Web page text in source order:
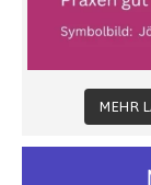
MEHR